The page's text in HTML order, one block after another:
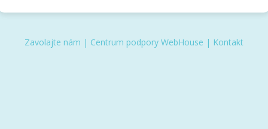
Zavolajte nám | Centrum podpory WebHouse | Kontakt